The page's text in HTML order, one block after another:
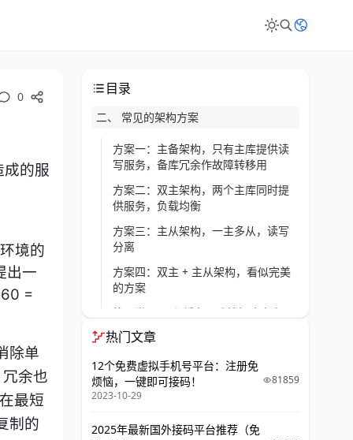
0
的服
境的
出一
=
除单
余也
最短
制的
目录
二、 常见的架构方案
方案一：主备架构，只有主库提供读
写服务，备库冗余作故障转移用
方案二：双主架构，两个主库同时提
供服务，负载均衡
方案三：主从架构，一主多从，读写
分离
方案四：双主 + 主从架构，看似完美
的方案
第二类：DB和缓存一致性解决方案
总结
三、 容灾方案
四、 兜底策略：数据核对
热门文章
12个免费虚拟手机号平台：注册免
烦恼，一键即可接码！
2023-10-29
81859
2025年最新国外接码平台推荐（免